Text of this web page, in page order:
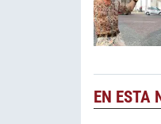
EN ESTA